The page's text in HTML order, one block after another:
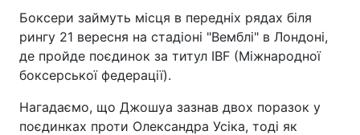
Боксери займуть місця в передніх рядах біля
рингу 21 вересня на стадіоні "Вемблі" в Лондоні,
де пройде поєдинок за титул IBF (Міжнародної
боксерської федерації).
Нагадаємо, що Джошуа зазнав двох поразок у
поєдинках проти Олександра Усіка, тоді як